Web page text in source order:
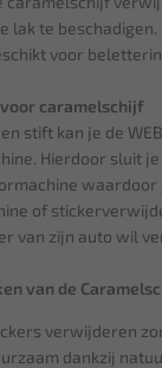
lak te
voor
caramelschijf
stift kan je de
Hierdoor sluit
of
van zijn auto wil
van de
verwijderen
dankzij